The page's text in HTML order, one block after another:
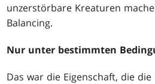
unzerstörbare Kreaturen
Balancing.
Nur unter bestimmten
Das war die Eigenschaft, die